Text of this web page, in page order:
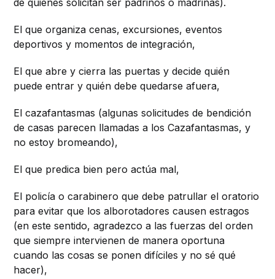
El que organiza cenas, excursiones, eventos
deportivos y momentos de integración,
El que abre y cierra las puertas y decide quién
puede entrar y quién debe quedarse afuera,
El cazafantasmas (algunas solicitudes de bendición
de casas parecen llamadas a los Cazafantasmas, y
no estoy bromeando),
El que predica bien pero actúa mal,
El policía o carabinero que debe patrullar el oratorio
para evitar que los alborotadores causen estragos
(en este sentido, agradezco a las fuerzas del orden
que siempre intervienen de manera oportuna
cuando las cosas se ponen difíciles y no sé qué
hacer),